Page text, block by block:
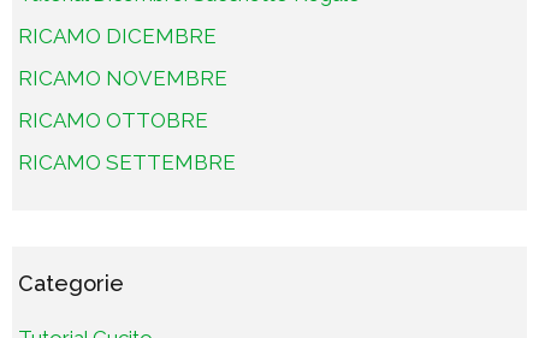
RICAMO DICEMBRE
RICAMO NOVEMBRE
RICAMO OTTOBRE
RICAMO SETTEMBRE
Categorie